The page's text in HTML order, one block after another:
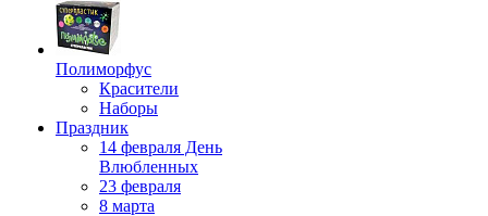
Полиморфус
Красители
Наборы
Праздник
14 февраля День
Влюбленных
23 февраля
8 марта